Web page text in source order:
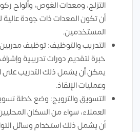
التزلج، ومعدات الغوص، وألواح
أن تكون المعدات ذات جودة
المستخدمين.
التدريب والتوظيف: توظيف
خبرة لتقديم دورات تدريبية
يمكن أن يشمل ذلك التدريب على
وعمليات الإنقاذ.
التسويق والترويج: وضع خطة
العملاء، سواء من السكان
أن يشمل ذلك استخدام وسائل